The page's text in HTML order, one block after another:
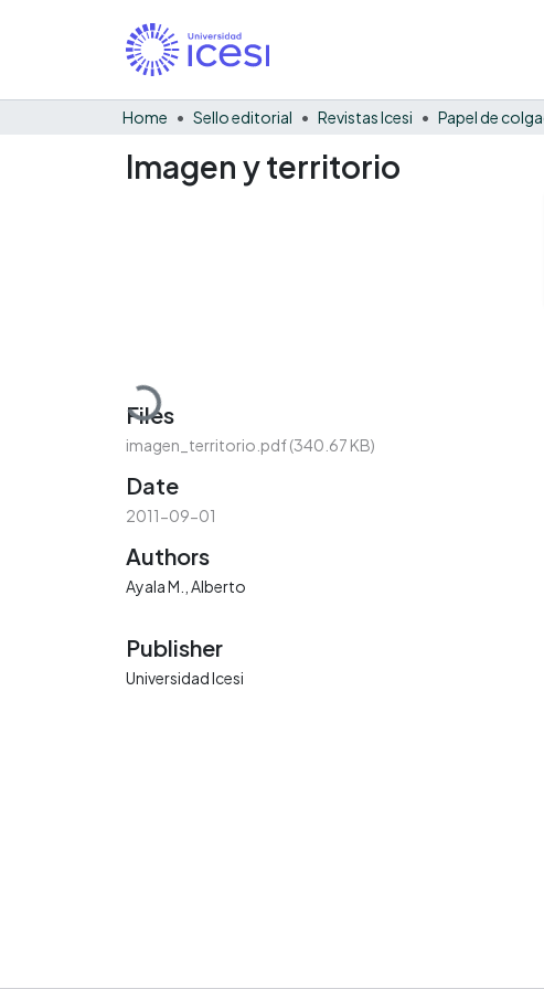
Home Sello editorial Revistas Icesi
Imagen y territorio
Loading...
Files
imagen_territorio.pdf(340.67 KB)
Date
2011-09-01
Authors
Ayala M., Alberto
Publisher
Universidad Icesi